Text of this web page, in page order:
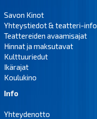
Savon Kinot
Yhteystiedot & teatteri-info
Teattereiden avaamisajat
Hinnat ja maksutavat
Kulttuuriedut
Ikärajat
Koulukino
Info
Yhteydenotto